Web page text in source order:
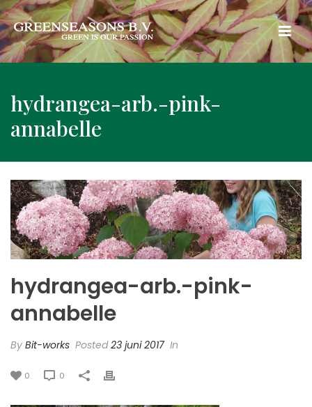
hydrangea-arb.-pink-
annabelle
hydrangea-arb.-pink-
annabelle
By Bit-works Posted23 juni 2017 In
0 0